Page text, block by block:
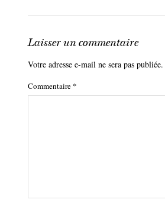
Laisser un commentaire
Votre adresse e-mail ne sera pas publiée.
Commentaire *